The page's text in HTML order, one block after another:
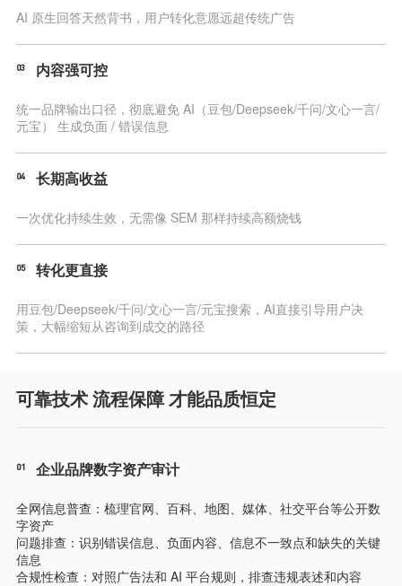
AI 原生回答天然背书，用户转化意愿远超传统广告
03 内容强可控
统一品牌输出口径，彻底避免 AI（豆包/Deepseek/千问/文心一言/
元宝） 生成负面 / 错误信息
04 长期高收益
一次优化持续生效，无需像 SEM 那样持续高额烧钱
05 转化更直接
用豆包/Deepseek/千问/文心一言/元宝搜索，AI直接引导用户决
策，大幅缩短从咨询到成交的路径
可靠技术 流程保障 才能品质恒定
01 企业品牌数字资产审计
全网信息普查：梳理官网、百科、地图、媒体、社交平台等公开数
字资产
问题排查：识别错误信息、负面内容、信息不一致点和缺失的关键
信息
合规性检查：对照广告法和 AI 平台规则，排查违规表述和内容